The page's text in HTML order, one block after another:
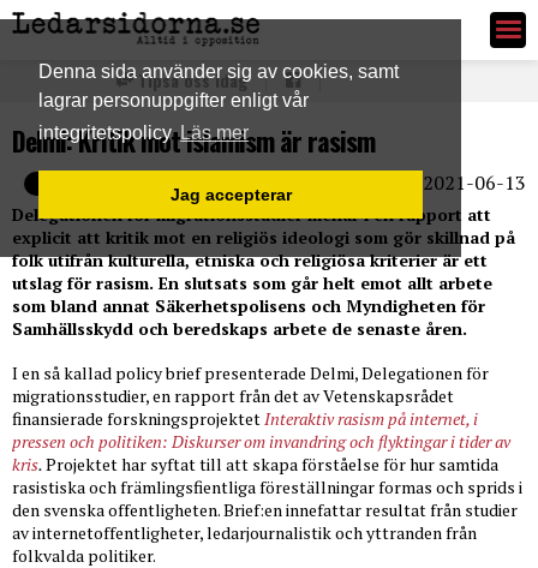
Denna sida använder sig av cookies, samt
lagrar personuppgifter enligt vår
integritetspolicy Läs mer
Jag accepterar
Ledarsidorna.se
Tipsa oss idag
Delmi: Kritik mot islamism är rasism
2021-06-13
E-post
Delegationen för migrationsstudier menar i en rapport att
explicit att kritik mot en religiös ideologi som gör skillnad på
folk utifrån kulturella, etniska och religiösa kriterier är ett
utslag för rasism. En slutsats som går helt emot allt arbete
som bland annat Säkerhetspolisens och Myndigheten för
Samhällsskydd och beredskaps arbete de senaste åren.
I en så kallad policy brief presenterade Delmi, Delegationen för
migrationsstudier, en rapport från det av Vetenskapsrådet
finansierade forskningsprojektet Interaktiv rasism på internet, i
pressen och politiken: Diskurser om invandring och flyktingar i tider av
kris.Projektet har syftat till att skapa förståelse för hur samtida
rasistiska och främlingsfientliga föreställningar formas och sprids i
den svenska offentligheten. Brief:en innefattar resultat från studier
av internetoffentligheter, ledarjournalistik och yttranden från
folkvalda politiker.